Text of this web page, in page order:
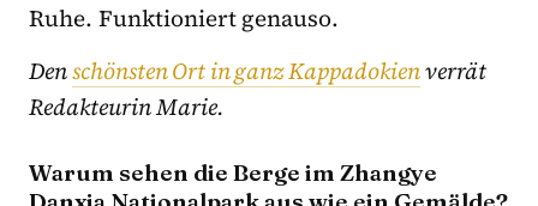
Ruhe. Funktioniert genauso.
Denschönsten Ort in ganz Kappadokienverrät
Redakteurin Marie.
Warum sehen die Berge im Zhangye